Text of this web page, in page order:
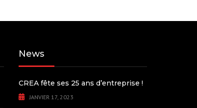
News
CREA fête ses 25 ans d’entreprise !
JANVIER 17, 2023